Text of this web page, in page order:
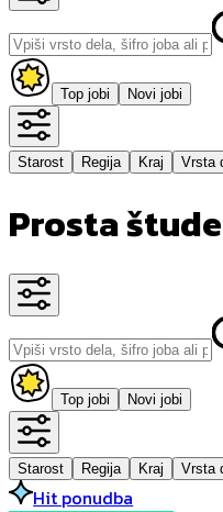
Top jobi Novi jobi
Starost Regija Kraj Vrsta
Prosta
Top jobi Novi jobi
Starost Regija Kraj Vrsta
Hit ponudba